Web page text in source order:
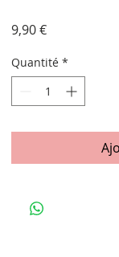
9,90 €Prix
Quantité *